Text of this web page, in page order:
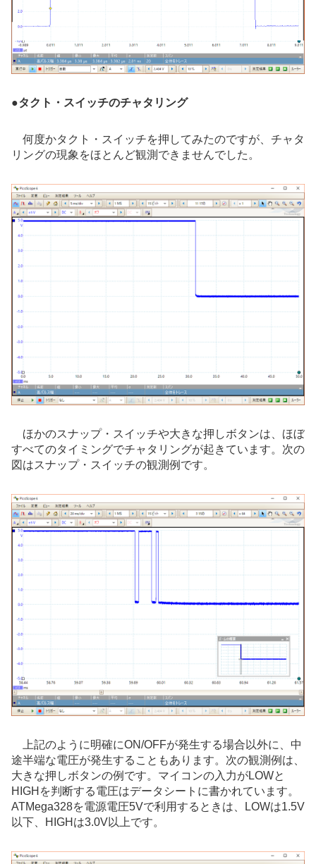
●タクト・スイッチのチャタリング
何度かタクト・スイッチを押してみたのですが、チャタ
リングの現象をほとんど観測できませんでした。
ほかのスナップ・スイッチや大きな押しボタンは、ほぼ
すべてのタイミングでチャタリングが起きています。次の
図はスナップ・スイッチの観測例です。
上記のように明確にON/OFFが発生する場合以外に、中
途半端な電圧が発生することもあります。次の観測例は、
大きな押しボタンの例です。マイコンの入力がLOWと
HIGHを判断する電圧はデータシートに書かれています。
ATMega328を電源電圧5Vで利用するときは、LOWは1.5V
以下、HIGHは3.0V以上です。